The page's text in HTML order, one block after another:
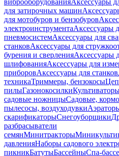
виброоборудованияАксессуары
для затирочных машин
для мотобуров и бензобуров
электроинструментаАксессуары
пневмосистемАксессуары для
станковАксессуары для
бурения и сверленияАксессуары
шлифованияАксессуары для
приборовАксессуары для станков
техникаТриммеры, бензокосы
пилыГазонокосилки
садовые ножницыСадовые,
пылесосы, воздуходувки
скарификаторыСнегоуборщики
разбрасыватели
семянМинитракторы
давленияНаборы садового
пикникБатутыБассейныСпа-